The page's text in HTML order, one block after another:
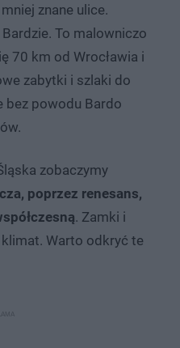
znane ulice.
To malowniczo
70 km od Wrocławia i
zabytki i szlaki do
bez powodu Bardo
zobaczymy
poprzez renesans,
. Zamki i
Warto odkryć te